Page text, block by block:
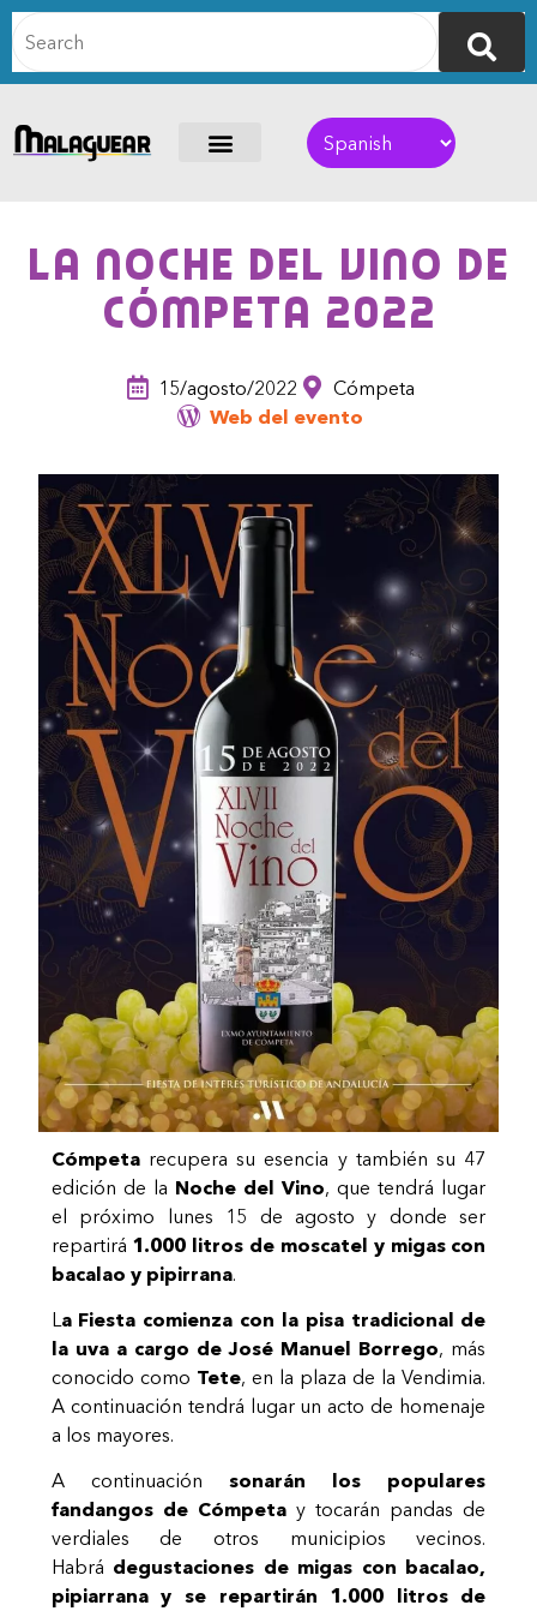
La Noche del Vino de
Cómpeta 2022
15/agosto/2022
Cómpeta
Web del evento
Cómpetarecupera su esencia y también su 47
edición de la Noche del Vino, que tendrá lugar
el próximo lunes 15 de agosto y donde ser
repartirá 1.000 litros de moscatel y migas con
bacalao y pipirrana.
La Fiesta comienza con la pisa tradicional de
la uva a cargo de José Manuel Borrego, más
conocido como Tete, en la plaza de la Vendimia.
A continuación tendrá lugar un acto de homenaje
a los mayores.
A continuación sonarán los populares
fandangos de Cómpeta y tocarán pandas de
verdiales de otros municipios vecinos.
Habrá degustaciones de migas con bacalao,
pipiarrana y se repartirán 1.000 litros de